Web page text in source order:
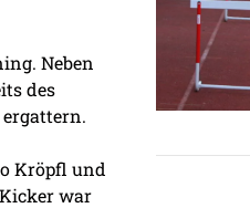
Neben
des
Kröpfl und
war